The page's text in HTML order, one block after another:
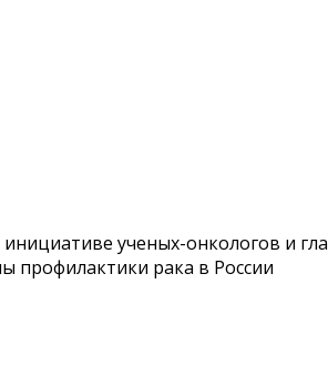
ученых-онкологов и
профилактики рака в России